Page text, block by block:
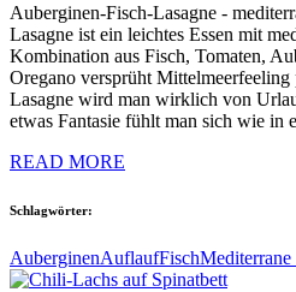
Auberginen-Fisch-Lasagne -
Lasagne ist ein leichtes Essen mit
Kombination aus Fisch, Tomaten,
Oregano versprüht Mittelmeerfeeling
Lasagne wird man wirklich von
etwas Fantasie fühlt man sich wie in
READ MORE
Schlagwörter:
AuberginenAuflaufFisch